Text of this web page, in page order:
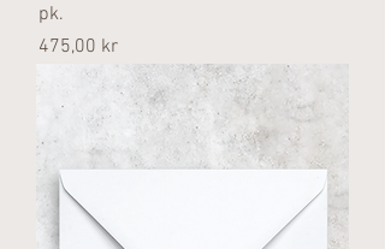
pk.
Pris
475,00 kr